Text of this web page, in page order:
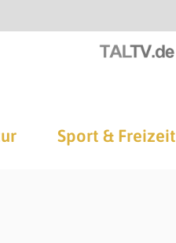
Sport & Freizeit